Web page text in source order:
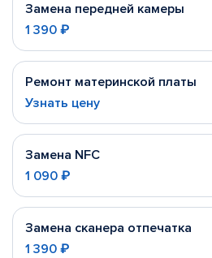
Замена передней камеры
1 390 ₽
Ремонт материнской платы
Узнать цену
Замена NFC
1 090 ₽
Замена сканера отпечатка
1 390 ₽